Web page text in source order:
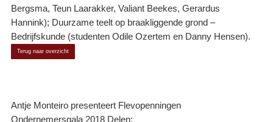
Bergsma, Teun Laarakker, Valiant Beekes, Gerardus
Hannink); Duurzame teelt op braakliggende grond –
Bedrijfskunde (studenten Odile Ozertem en Danny Hensen).
Terug naar overzicht
Antje Monteiro presenteert Flevopenningen
Ondernemersgala 2018 Delen: